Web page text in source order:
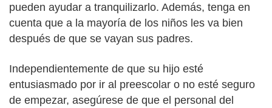
pueden ayudar a tranquilizarlo. Además, tenga en
cuenta que a la mayoría de los niños les va bien
después de que se vayan sus padres.
Independientemente de que su hijo esté
entusiasmado por ir al preescolar o no esté seguro
de empezar, asegúrese de que el personal del